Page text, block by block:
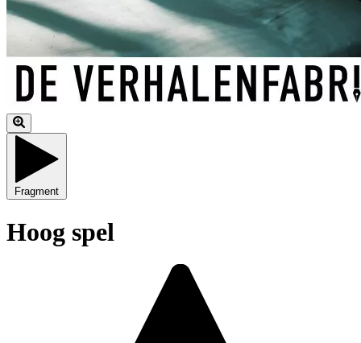
Fragment
Hoog spel